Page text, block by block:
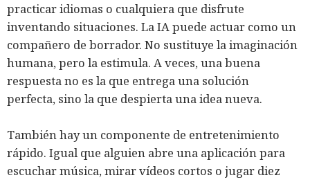
practicar idiomas o cualquiera que disfrute
inventando situaciones. La IA puede actuar como un
compañero de borrador. No sustituye la imaginación
humana, pero la estimula. A veces, una buena
respuesta no es la que entrega una solución
perfecta, sino la que despierta una idea nueva.
También hay un componente de entretenimiento
rápido. Igual que alguien abre una aplicación para
escuchar música, mirar vídeos cortos o jugar diez